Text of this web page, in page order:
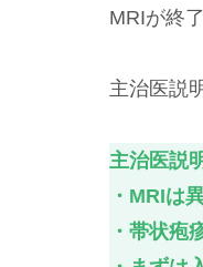
MRIが終
主治医説
主治医説
・MRIは
・帯状疱